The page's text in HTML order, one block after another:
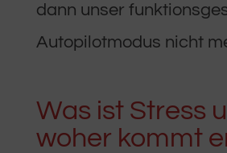
dann unser
Autopilotmodus nicht
Was ist Stress
woher kommt